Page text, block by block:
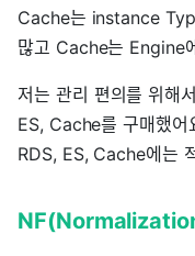
Cache는 instance
많고 Cache는 Engine
저는 관리 편의를 위해
ES, Cache를 구매했어
RDS, ES, Cache에는